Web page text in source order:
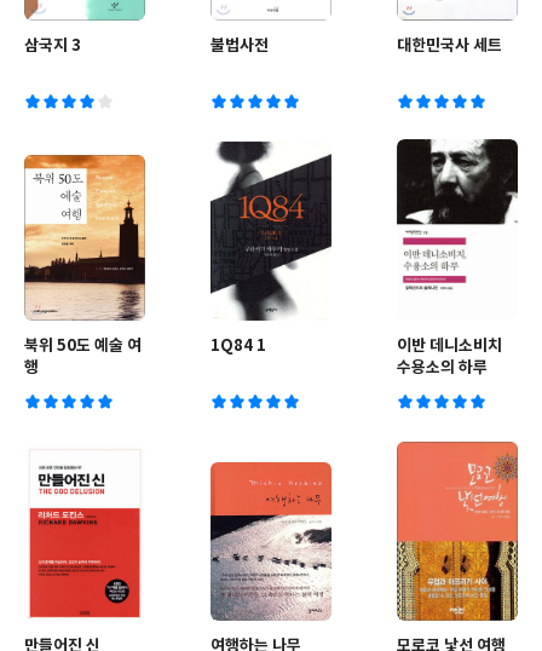
삼국지 3 불법사전 대한민국사 세트
북위 50도 예술 여
행
1Q84 1
이반 데니소비치
수용소의 하루
만들어진 신 여행하는 나무 모로코 낯선 여행